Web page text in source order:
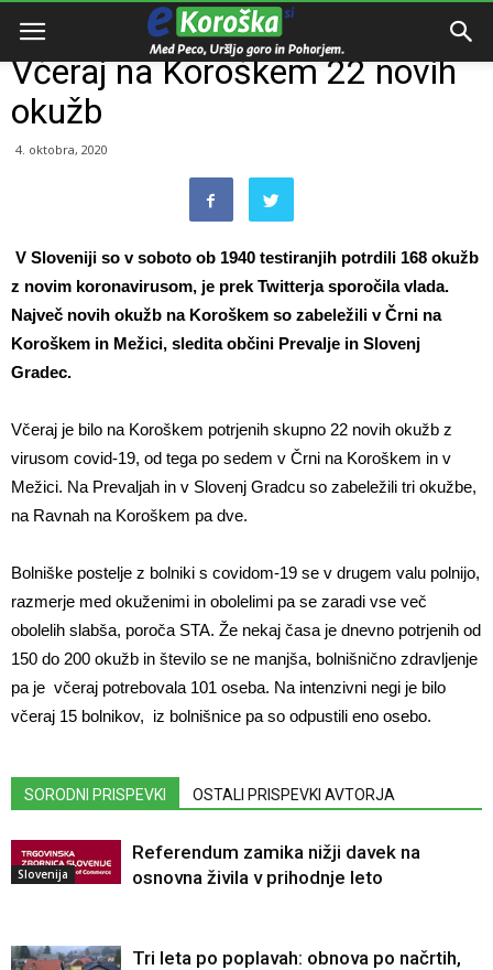
Domov
Včeraj na Koroškem 22 novih
okužb
4. oktobra, 2020
V Sloveniji so v soboto ob 1940 testiranjih potrdili 168 okužb
z novim koronavirusom, je prek Twitterja sporočila vlada.
Največ novih okužb na Koroškem so zabeležili v Črni na
Koroškem in Mežici, sledita občini Prevalje in Slovenj
Gradec.
Včeraj je bilo na Koroškem potrjenih skupno 22 novih okužb z
virusom covid-19, od tega po sedem v Črni na Koroškem in v
Mežici. Na Prevaljah in v Slovenj Gradcu so zabeležili tri okužbe,
na Ravnah na Koroškem pa dve.
Bolniške postelje z bolniki s covidom-19 se v drugem valu polnijo,
razmerje med okuženimi in obolelimi pa se zaradi vse več
obolelih slabša, poroča STA. Že nekaj časa je dnevno potrjenih od
150 do 200 okužb in število se ne manjša, bolnišnično zdravljenje
pa je včeraj potrebovala 101 oseba. Na intenzivni negi je bilo
včeraj 15 bolnikov, iz bolnišnice pa so odpustili eno osebo.
SORODNI PRISPEVKI OSTALI PRISPEVKI AVTORJA
Slovenija
Referendum zamika nižji davek na
osnovna živila v prihodnje leto
Tri leta po poplavah: obnova po načrtih,